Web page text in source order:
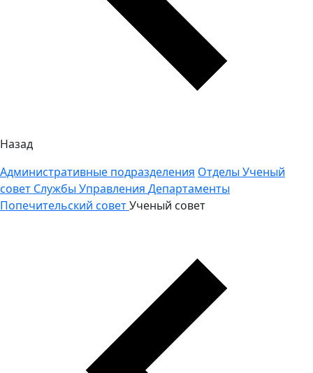
Назад
Административные подразделения Отделы Ученый
совет Службы Управления Департаменты
Попечительский советУченый совет